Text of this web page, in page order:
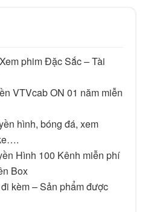
phim Đặc Sắc – Tài
Box